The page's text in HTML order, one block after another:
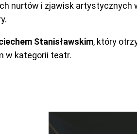
nurtów i zjawisk
Stanisławskim, który
w kategorii teatr.